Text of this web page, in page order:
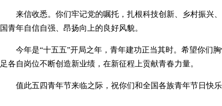
来信收悉。你们牢记党的嘱托，扎根科技创新、乡村振兴
国青年自信自强、昂扬向上的良好风貌。
今年是“十五五”开局之年，青年建功正当其时。希望你们
足各自岗位不断创造新业绩，在新征程上贡献青春力量。
值此五四青年节来临之际，祝你们和全国各族青年节日快